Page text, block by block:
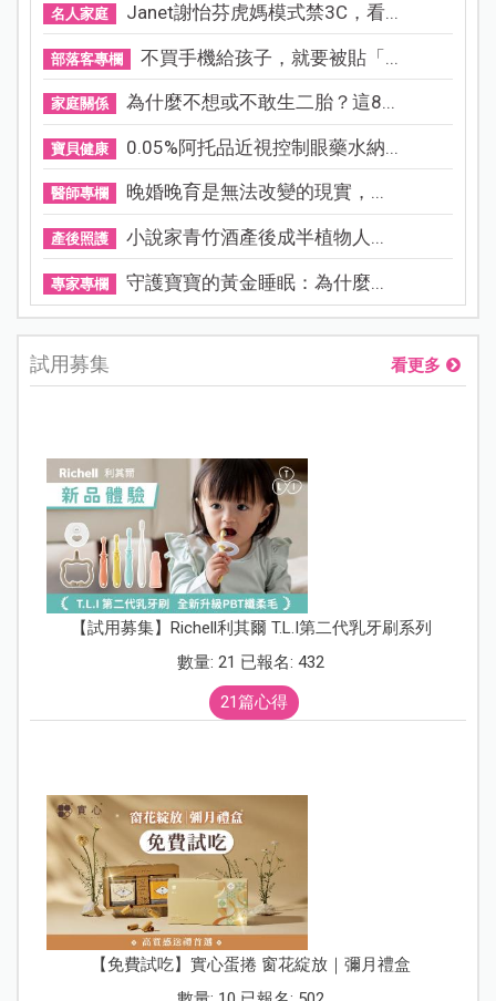
名人家庭 Janet謝怡芬虎媽模式禁3C，看...
部落客專欄 不買手機給孩子，就要被貼「...
家庭關係 為什麼不想或不敢生二胎？這8...
寶貝健康 0.05%阿托品近視控制眼藥水納...
醫師專欄 晚婚晚育是無法改變的現實，...
產後照護 小說家青竹酒產後成半植物人...
專家專欄 守護寶寶的黃金睡眠：為什麼...
試用募集 看更多
【試用募集】Richell利其爾 T.L.I第二代乳牙刷系列
數量: 21 已報名: 432
21篇心得
【免費試吃】實心蛋捲 窗花綻放｜彌月禮盒